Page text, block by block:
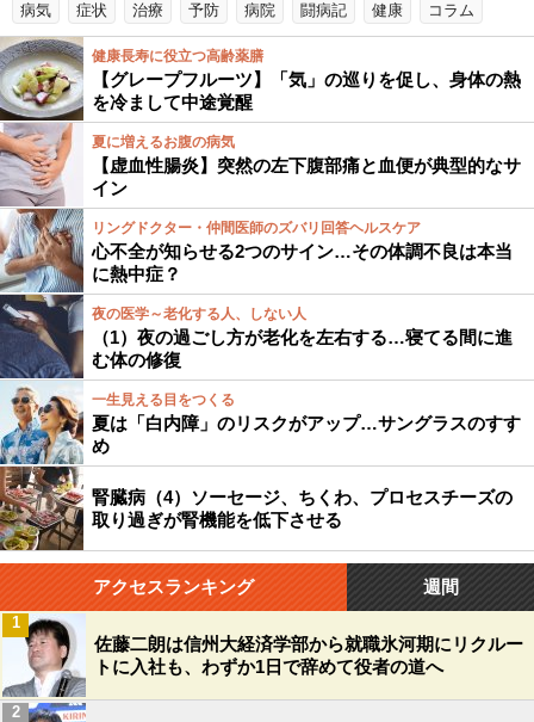
病気 症状 治療 予防 病院 闘病記 健康 コラム
健康長寿に役立つ高齢薬膳
【グレープフルーツ】「気」の巡りを促し、身体の熱
を冷まして中途覚醒
夏に増えるお腹の病気
【虚血性腸炎】突然の左下腹部痛と血便が典型的なサ
イン
リングドクター・仲間医師のズバリ回答ヘルスケア
心不全が知らせる2つのサイン…その体調不良は本当
に熱中症？
夜の医学～老化する人、しない人
（1）夜の過ごし方が老化を左右する…寝てる間に進
む体の修復
一生見える目をつくる
夏は「白内障」のリスクがアップ…サングラスのすす
め
腎臓病（4）ソーセージ、ちくわ、プロセスチーズの
取り過ぎが腎機能を低下させる
アクセスランキング 週間
佐藤二朗は信州大経済学部から就職氷河期にリクルー
トに入社も、わずか1日で辞めて役者の道へ
1
2